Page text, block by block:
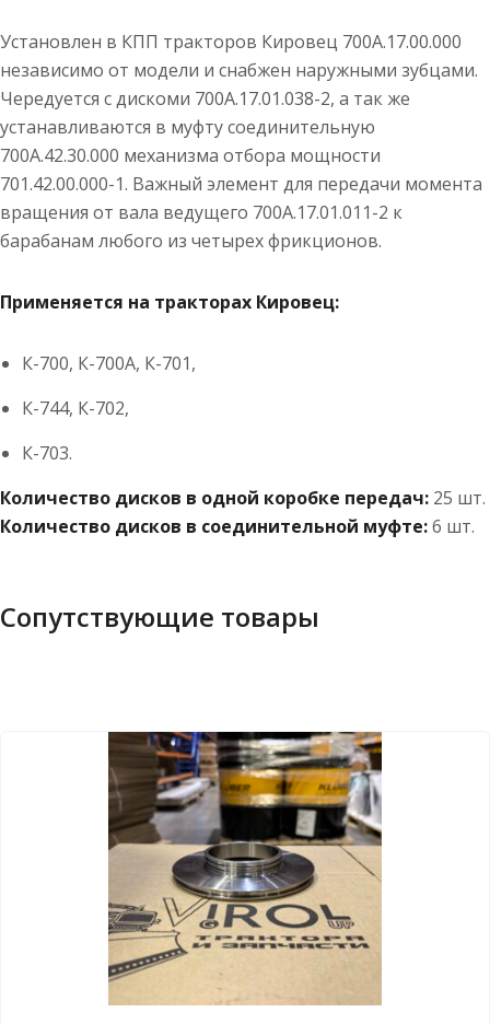
Установлен в КПП тракторов Кировец 700А.17.00.000
независимо от модели и снабжен наружными зубцами.
Чередуется с дискоми 700А.17.01.038-2, а так же
устанавливаются в муфту соединительную
700А.42.30.000 механизма отбора мощности
701.42.00.000-1. Важный элемент для передачи момента
вращения от вала ведущего 700А.17.01.011-2 к
барабанам любого из четырех фрикционов.
Применяется на тракторах Кировец:
К-700, К-700А, К-701,
К-744, К-702,
К-703.
Количество дисков в одной коробке передач: 25 шт.
Количество дисков в соединительной муфте:6 шт.
Сопутствующие товары